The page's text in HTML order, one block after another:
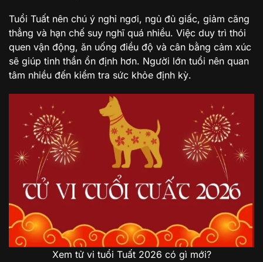
Tuổi Tuất nên chú ý nghỉ ngơi, ngủ đủ giấc, giảm căng
thẳng và hạn chế suy nghĩ quá nhiều. Việc duy trì thói
quen vận động, ăn uống điều độ và cân bằng cảm xúc
sẽ giúp tinh thần ổn định hơn. Người lớn tuổi nên quan
tâm nhiều đến kiểm tra sức khỏe định kỳ.
Xem tử vi tuổi Tuất 2026 có gì mới?